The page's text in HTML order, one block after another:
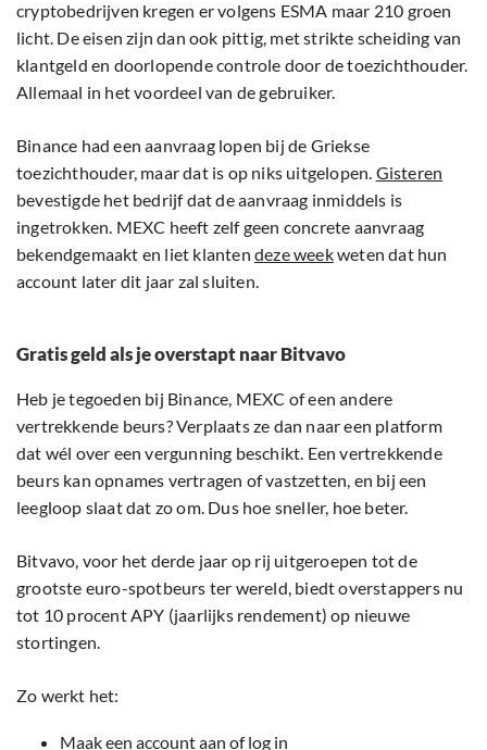
cryptobedrijven kregen er volgens ESMA maar 210 groen
licht. De eisen zijn dan ook pittig, met strikte scheiding van
klantgeld en doorlopende controle door de toezichthouder.
Allemaal in het voordeel van de gebruiker.
Binance had een aanvraag lopen bij de Griekse
toezichthouder, maar dat is op niks uitgelopen. Gisteren
bevestigde het bedrijf dat de aanvraag inmiddels is
ingetrokken. MEXC heeft zelf geen concrete aanvraag
bekendgemaakt en liet klanten deze weekweten dat hun
account later dit jaar zal sluiten.
Gratis geld als je overstapt naar Bitvavo
Heb je tegoeden bij Binance, MEXC of een andere
vertrekkende beurs? Verplaats ze dan naar een platform
dat wél over een vergunning beschikt. Een vertrekkende
beurs kan opnames vertragen of vastzetten, en bij een
leegloop slaat dat zo om. Dus hoe sneller, hoe beter.
Bitvavo, voor het derde jaar op rij uitgeroepen tot de
grootste euro-spotbeurs ter wereld, biedt overstappers nu
tot 10 procent APY (jaarlijks rendement) op nieuwe
stortingen.
Zo werkt het:
Maak een account aan of log in